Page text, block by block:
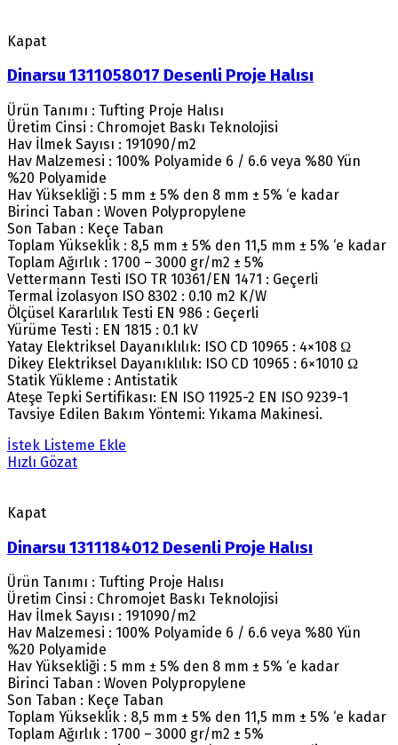
Kapat
Dinarsu 1311058017 Desenli Proje Halısı
Ürün Tanımı : Tufting Proje Halısı
Üretim Cinsi : Chromojet Baskı Teknolojisi
Hav İlmek Sayısı : 191090/m2
Hav Malzemesi : 100% Polyamide 6 / 6.6 veya %80 Yün
%20 Polyamide
Hav Yüksekliği : 5 mm ± 5% den 8 mm ± 5% ‘e kadar
Birinci Taban : Woven Polypropylene
Son Taban : Keçe Taban
Toplam Yükseklik : 8,5 mm ± 5% den 11,5 mm ± 5% ‘e kadar
Toplam Ağırlık : 1700 – 3000 gr/m2 ± 5%
Vettermann Testi ISO TR 10361/EN 1471 : Geçerli
Termal İzolasyon ISO 8302 : 0.10 m2 K/W
Ölçüsel Kararlılık Testi EN 986 : Geçerli
Yürüme Testi : EN 1815 : 0.1 kV
Yatay Elektriksel Dayanıklılık: ISO CD 10965 : 4×108 Ω
Dikey Elektriksel Dayanıklılık: ISO CD 10965 : 6×1010 Ω
Statik Yükleme : Antistatik
Ateşe Tepki Sertifikası: EN ISO 11925-2 EN ISO 9239-1
Tavsiye Edilen Bakım Yöntemi: Yıkama Makinesi.
İstek Listeme Ekle
Hızlı Gözat
Kapat
Dinarsu 1311184012 Desenli Proje Halısı
Ürün Tanımı : Tufting Proje Halısı
Üretim Cinsi : Chromojet Baskı Teknolojisi
Hav İlmek Sayısı : 191090/m2
Hav Malzemesi : 100% Polyamide 6 / 6.6 veya %80 Yün
%20 Polyamide
Hav Yüksekliği : 5 mm ± 5% den 8 mm ± 5% ‘e kadar
Birinci Taban : Woven Polypropylene
Son Taban : Keçe Taban
Toplam Yükseklik : 8,5 mm ± 5% den 11,5 mm ± 5% ‘e kadar
Toplam Ağırlık : 1700 – 3000 gr/m2 ± 5%